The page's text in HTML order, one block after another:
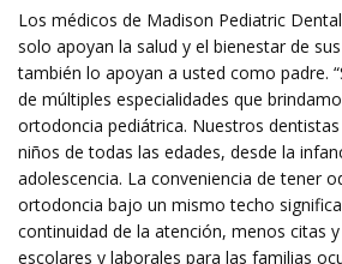
Los médicos de Madison Pediatric
solo apoyan la salud y el bienestar de
también lo apoyan a usted como padre.
de múltiples especialidades que
ortodoncia pediátrica. Nuestros
niños de todas las edades, desde la
adolescencia. La conveniencia de tener
ortodoncia bajo un mismo techo
continuidad de la atención, menos citas
escolares y laborales para las familias